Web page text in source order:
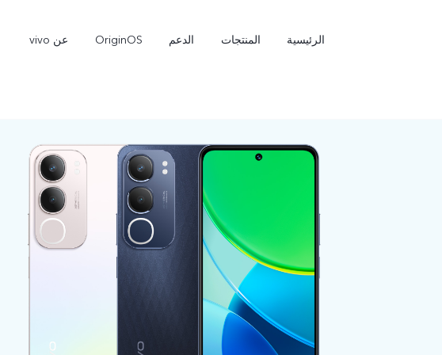
الرئيسية المنتجات الدعم OriginOS عن vivo